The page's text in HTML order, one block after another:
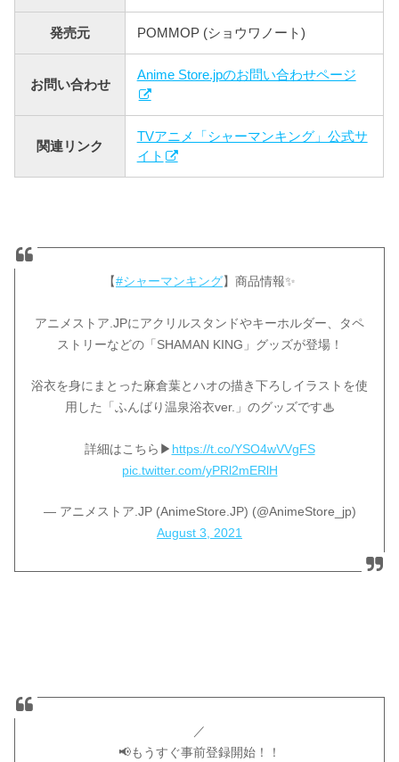
発売元 POMMOP (ショウワノート)
お問い合わせ
Anime Store.jpのお問い合わせページ
関連リンク
TVアニメ「シャーマンキング」公式サ
イト
【#シャーマンキング】商品情報✨
アニメストア.JPにアクリルスタンドやキーホルダー、タペ
ストリーなどの「SHAMAN KING」グッズが登場！
浴衣を身にまとった麻倉葉とハオの描き下ろしイラストを使
用した「ふんばり温泉浴衣ver.」のグッズです♨
詳細はこちら▶ https://t.co/YSO4wVVgFS
pic.twitter.com/yPRl2mERlH
— アニメストア.JP (AnimeStore.JP) (@AnimeStore_jp)
August 3, 2021
／
📢もうすぐ事前登録開始！！